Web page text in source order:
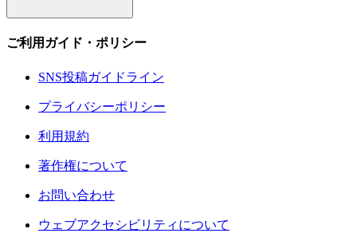
ご利用ガイド・ポリシー
SNS投稿ガイドライン
プライバシーポリシー
利用規約
著作権について
お問い合わせ
ウェブアクセシビリティについて